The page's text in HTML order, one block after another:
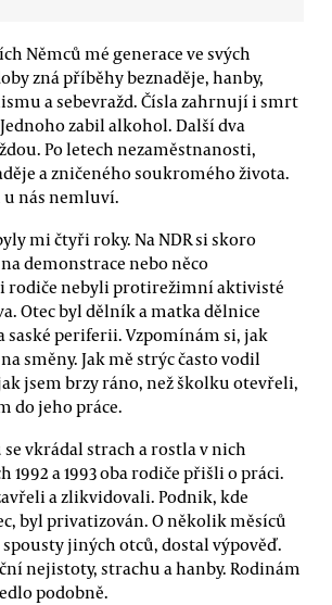
Němců mé generace ve svých
zná příběhy beznaděje, hanby,
a sebevražd. Čísla zahrnují i smrt
zabil alkohol. Další dva
Po letech nezaměstnanosti,
a zničeného soukromého života.
u nás nemluví.
mi čtyři roky. Na NDR si skoro
demonstrace nebo něco
rodiče nebyli protirežimní aktivisté
Otec byl dělník a matka dělnice
saské periferii. Vzpomínám si, jak
směny. Jak mě strýc často vodil
jsem brzy ráno, než školku otevřeli,
do jeho práce.
vkrádal strach a rostla v nich
1992 a 1993 oba rodiče přišli o práci.
a zlikvidovali. Podnik, kde
byl privatizován. O několik měsíců
jiných otců, dostal výpověď.
nejistoty, strachu a hanby. Rodinám
podobně.